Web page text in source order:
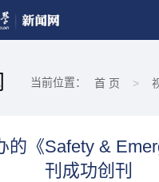
当前位置： 首 页 >
的《Safety &
刊成功创刊